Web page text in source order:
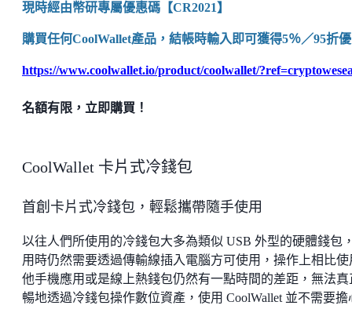
現時經由幣研專屬優惠碼【CR2021】
購買任何CoolWallet產品，結帳時輸入即可獲得5％／95折
https://www.coolwallet.io/product/coolwallet/
名額有限，立即購買！
CoolWallet 卡片式冷錢包
首創卡片式冷錢包，輕鬆攜帶隨手使用
以往人們所使用的冷錢包大多為類似 USB 外型的硬體錢包
用時仍然需要透過傳輸線插入電腦方可使用，操作上相比使
他手機應用或是線上熱錢包仍然有一點時間的差距，無法真
暢地透過冷錢包操作數位資產，使用 CoolWallet 並不需要擔